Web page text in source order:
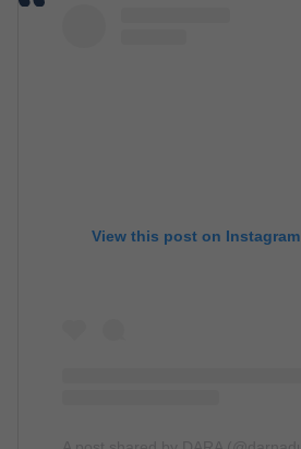
View this post on Instagram